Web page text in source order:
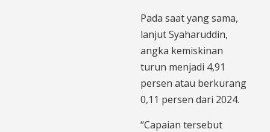
Pada saat yang sama,
lanjut Syaharuddin,
angka kemiskinan
turun menjadi 4,91
persen atau berkurang
0,11 persen dari 2024.
“Capaian tersebut